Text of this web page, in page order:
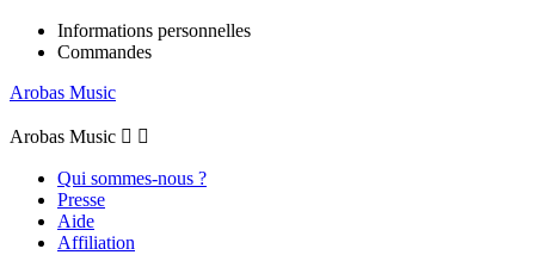
Informations personnelles
Commandes
Arobas Music
Arobas Music  
Qui sommes-nous ?
Presse
Aide
Affiliation